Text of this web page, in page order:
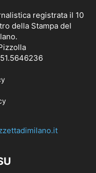
registrata il 10
della Stampa del